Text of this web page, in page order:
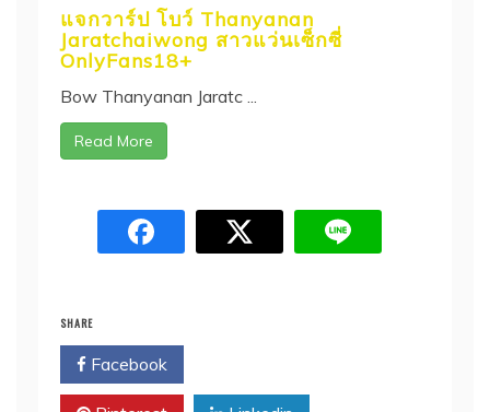
แจกวาร์ป โบว์ Thanyanan
Jaratchaiwong สาวแว่นเซ็กซี่
OnlyFans18+
Bow Thanyanan Jaratc ...
Read More
SHARE
Facebook